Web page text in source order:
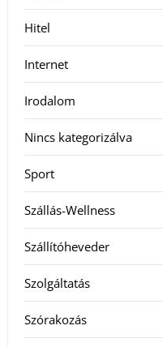
Hitel
Internet
Irodalom
Nincs kategorizálva
Sport
Szállás-Wellness
Szállítóheveder
Szolgáltatás
Szórakozás